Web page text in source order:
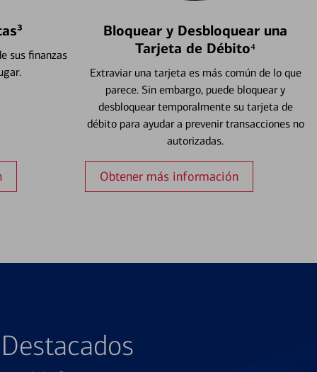
sus finanzas
Bloquear y Desbloquear una
Tarjeta de Débito⁴
Extraviar una tarjeta es más común de lo que
parece. Sin embargo, puede bloquear y
desbloquear temporalmente su tarjeta de
débito para ayudar a prevenir transacciones no
autorizadas.
Obtener más información